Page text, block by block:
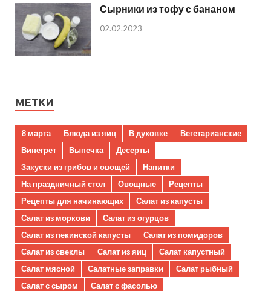
Сырники из тофу с бананом
02.02.2023
МЕТКИ
8 марта Блюда из яиц В духовке
Вегетарианские
Винегрет
Выпечка
Десерты
Закуски из грибов и овощей
Напитки
На праздничный стол
Овощные
Рецепты
Рецепты для начинающих
Салат из капусты
Салат из моркови
Салат из огурцов
Салат из пекинской капусты
Салат из помидоров
Салат из свеклы
Салат из яиц
Салат капустный
Салат мясной
Салатные заправки
Салат рыбный
Салат с сыром
Салат с фасолью